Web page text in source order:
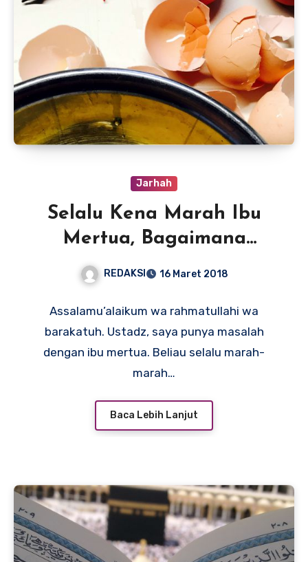
Jarhah
Selalu Kena Marah Ibu
Mertua, Bagaimana
REDAKSI 16 Maret 2018
Assalamu’alaikum wa rahmatullahi wa
barakatuh. Ustadz, saya punya masalah
dengan ibu mertua. Beliau selalu marah-
marah…
Baca Lebih Lanjut